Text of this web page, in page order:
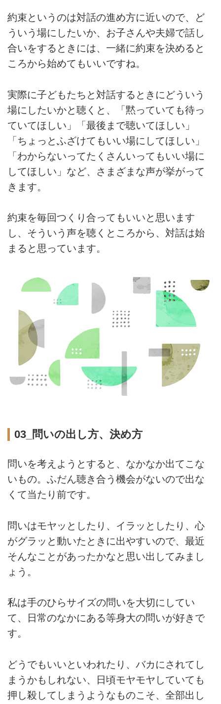
約束というのは対話の進め方に近いので、ど
ういう場にしたいか、お子さんや夫婦で話し
合いをするときには、一緒に約束を決めると
ころから始めてもいいですね。
実際に子どもたちと対話するときにどういう
場にしたいかと聴くと、「黙っていても待っ
ていてほしい」「最後まで聴いてほしい」
「ちょっとふざけてもいい場にしてほしい」
「わからないってたくさんいってもいい場に
してほしい」など、さまざまな声が挙がって
きます。
約束を毎回つくり合ってもいいと思います
し、そういう声を聴くところから、対話は始
まると思っています。
03_問いの出し方、決め方
問いを考えようとすると、なかなか出てこな
いもの。ふだん聴き合う機会がないので出な
くて当たり前です。
問いはモヤッとしたり、イラッとしたり、心
がグラッと動いたときに出やすいので、最近
そんなことがあったかなと思い出してみまし
ょう。
私は手のひらサイズの問いを大切にしてい
て、日常のなかにある等身大の問いが好きで
す。
どうでもいいといわれたり、バカにされてし
まうかもしれない、日頃モヤモヤしていても
押し殺してしまうようなものこそ、全部出し